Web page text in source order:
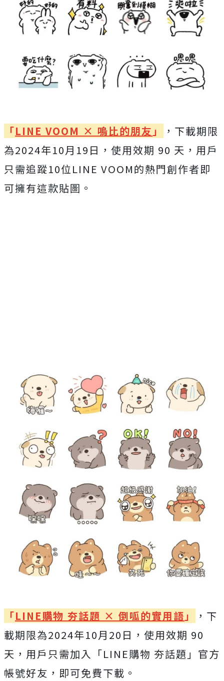
「LINE VOOM × 嗚比的朋友」
，下載期限
為2024年10月19日，使用效期 90 天，用戶
只需追蹤10位LINE VOOM的熱門創作者即
可擁有這款貼圖。
「LINE購物 夯話題 × 倒呱的實用語」
，下
載期限為2024年10月20日，使用效期 90
天，用戶只需加入「LINE購物 夯話題」官方
帳號好友，即可免費下載。